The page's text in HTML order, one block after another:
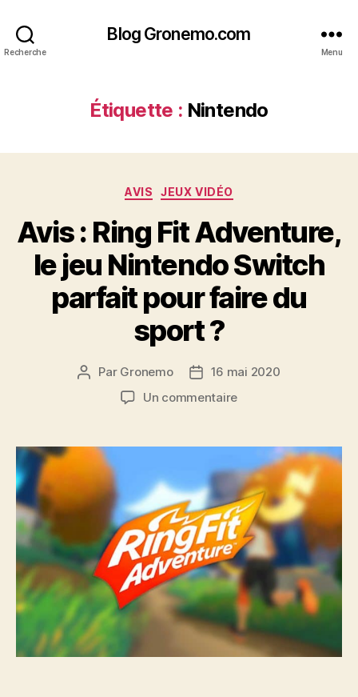
Recherche
Blog Gronemo.com
Menu
Étiquette : Nintendo
Catégories
AVIS JEUX VIDÉO
Avis : Ring Fit Adventure,
le jeu Nintendo Switch
parfait pour faire du
sport ?
Auteur
Par Gronemo
Date16 mai 2020
Un commentairesur
Ring
Fit
Adventure,
le
jeu
Nintendo
Switch
parfait
pour
faire
du
sport
?